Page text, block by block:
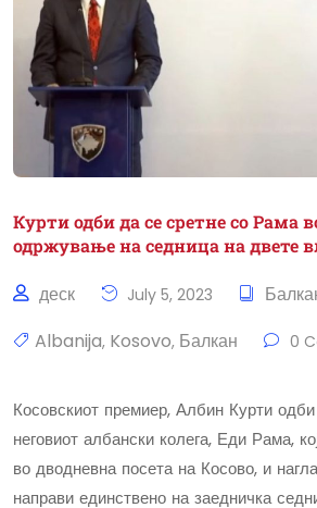
Курти одби да се сретне со Рама
одржување на седница на двете
деск July 5, 2023
Albanija, Kosovo, Балкан 0
Косовскиот премиер, Албин Курти
неговиот албански колега, Еди Рама,
во дводневна посета на Косово, и
направи единствено на заедничка